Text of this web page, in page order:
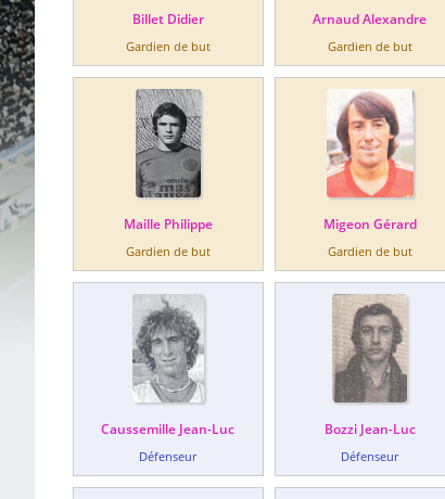
Billet Didier
Gardien de but
Arnaud Alexandre
Gardien de but
Maille Philippe
Gardien de but
Migeon Gérard
Gardien de but
Caussemille Jean-Luc
Défenseur
Bozzi Jean-Luc
Défenseur